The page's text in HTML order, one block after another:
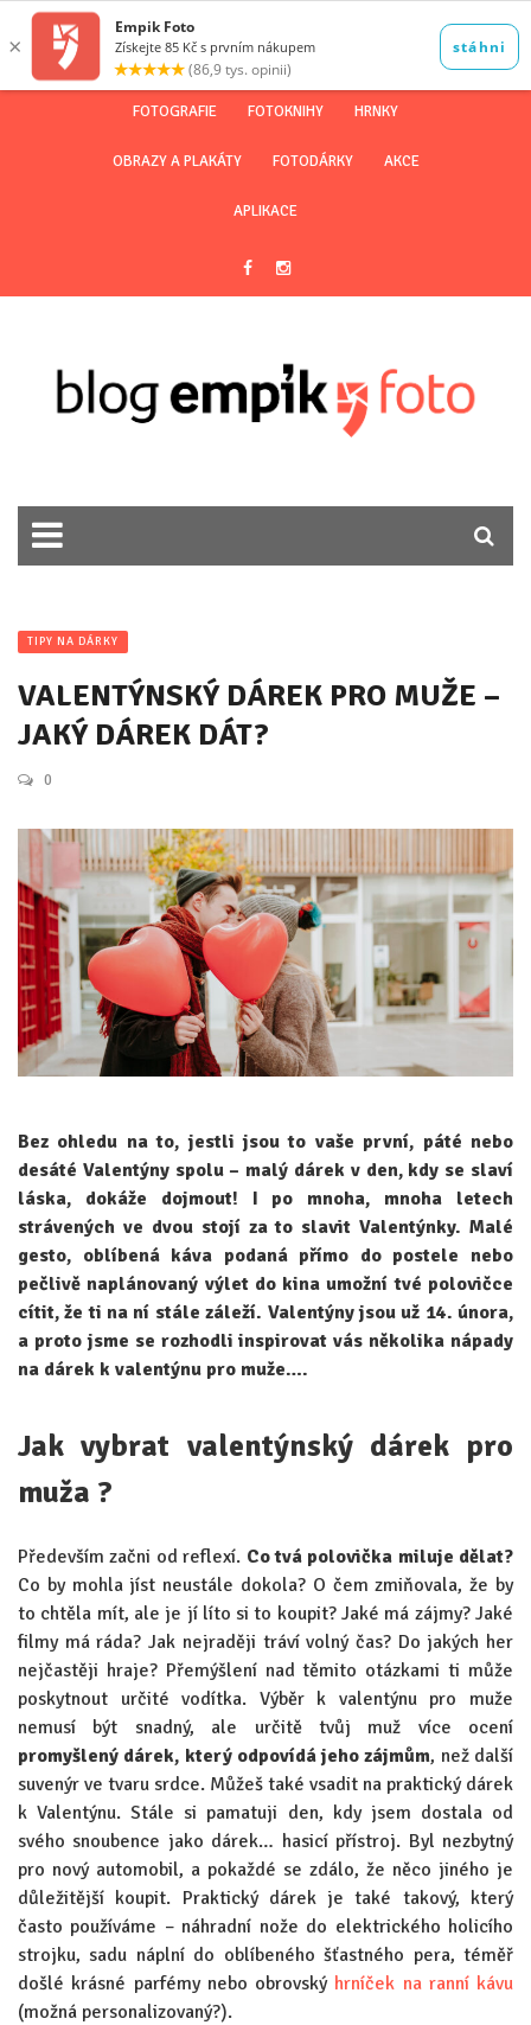
FOTOGRAFIE FOTOKNIHY HRNKY
OBRAZY A PLAKÁTY FOTODÁRKY AKCE
APLIKACE
TIPY NA DÁRKY
VALENTÝNSKÝ DÁREK PRO MUŽE –
JAKÝ DÁREK DÁT?
0
Bez ohledu na to, jestli jsou to vaše první, páté nebo
desáté Valentýny spolu – malý dárek v den, kdy se slaví
láska, dokáže dojmout! I po mnoha, mnoha letech
strávených ve dvou stojí za to slavit Valentýnky. Malé
gesto, oblíbená káva podaná přímo do postele nebo
pečlivě naplánovaný výlet do kina umožní tvé polovičce
cítit, že ti na ní stále záleží. Valentýny jsou už 14. února,
a proto jsme se rozhodli inspirovat vás několika nápady
na dárek k valentýnu pro muže….
Jak vybrat valentýnský dárek pro
muža ?
Především začni od reflexí. Co tvá polovička miluje dělat?
Co by mohla jíst neustále dokola? O čem zmiňovala, že by
to chtěla mít, ale je jí líto si to koupit? Jaké má zájmy? Jaké
filmy má ráda? Jak nejraději tráví volný čas? Do jakých her
nejčastěji hraje? Přemýšlení nad těmito otázkami ti může
poskytnout určité vodítka. Výběr k valentýnu pro muže
nemusí být snadný, ale určitě tvůj muž více ocení
promyšlený dárek, který odpovídá jeho zájmům, než další
suvenýr ve tvaru srdce. Můžeš také vsadit na praktický dárek
k Valentýnu. Stále si pamatuji den, kdy jsem dostala od
svého snoubence jako dárek… hasicí přístroj. Byl nezbytný
pro nový automobil, a pokaždé se zdálo, že něco jiného je
důležitější koupit. Praktický dárek je také takový, který
často používáme – náhradní nože do elektrického holicího
strojku, sadu náplní do oblíbeného šťastného pera, téměř
došlé krásné parfémy nebo obrovský hrníček na ranní kávu
(možná personalizovaný?).